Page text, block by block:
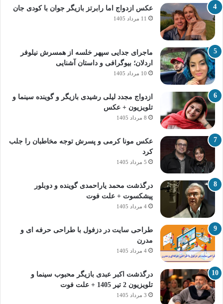
عکس ازدواج اما رابرتز بازیگر جوان با کودی جان
11 مرداد 1405
ماجرای جدایی سپهر خلسه از همسرش نیلوفر
اردلان؛ بیوگرافی و داستان آشنایی
10 مرداد 1405
ازدواج مجدد لیلی رشیدی بازیگر و گوینده سینما و
تلویزیون + عکس
8 مرداد 1405
عکس مونا کرمی و پسرش توجه مخاطبان را جلب
کرد
5 مرداد 1405
درگذشت محمد یاراحمدی گوینده و دوبلور
پیشکسوت + علت فوت
4 مرداد 1405
طراحی سایت در دزفول با طراحی حرفه‌ ای و
مدرن
4 مرداد 1405
درگذشت اکبر عبدی بازیگر محبوب سینما و
تلویزیون 2 تیر 1405 + علت فوت
3 مرداد 1405